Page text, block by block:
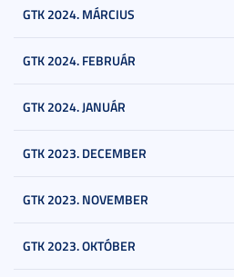
GTK 2024. MÁRCIUS
GTK 2024. FEBRUÁR
GTK 2024. JANUÁR
GTK 2023. DECEMBER
GTK 2023. NOVEMBER
GTK 2023. OKTÓBER